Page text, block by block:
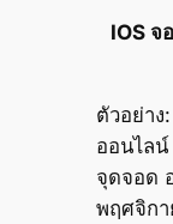
IOS จ
ตัวอย่าง
ออนไลน์
จุดจอด
พฤศจิก